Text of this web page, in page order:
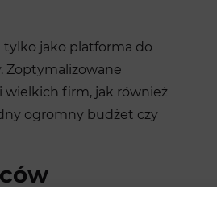
tylko jako platforma do
Zoptymalizowane
wielkich firm, jak również
ogromny budżet czy